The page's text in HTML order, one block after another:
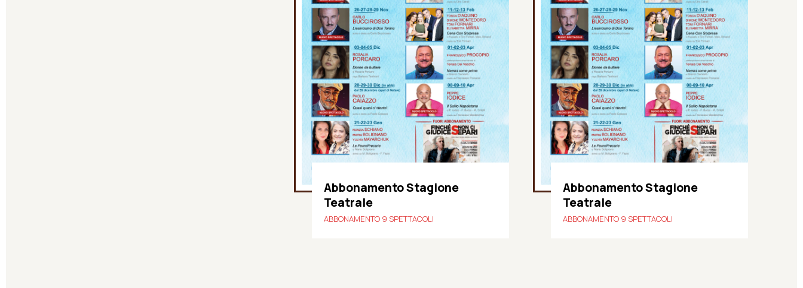
Abbonamento Stagione
Teatrale
ABBONAMENTO 9 SPETTACOLI
Abbonamento Stagione
Teatrale
ABBONAMENTO 9 SPETTACOLI